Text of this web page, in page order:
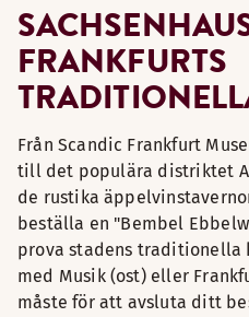
FRANKFURTS
Från Scandic Frankfurt
till det populära distriktet
de rustika
beställa en "Bembel
prova stadens traditionella
med Musik (ost) eller
måste för att avsluta ditt